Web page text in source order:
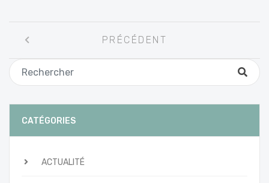
entre
les
articles
PRÉCÉDENT
CATÉGORIES
ACTUALITÉ